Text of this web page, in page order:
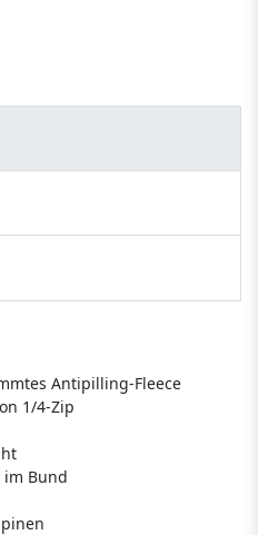
Antipilling-Fleece
1/4-Zip
Bund